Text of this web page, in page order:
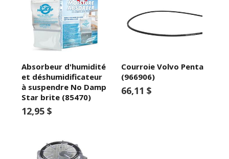
Absorbeur d'humidité
et déshumidificateur
à suspendre No Damp
Star brite (85470)
12,95 $
Courroie Volvo Penta
(966906)
66,11 $